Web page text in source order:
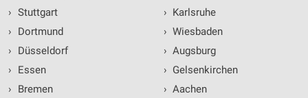
› Stuttgart
›
Dortmund
›
Düsseldorf
›
Essen
›
Bremen
› Karlsruhe
› Wiesbaden
› Augsburg
› Gelsenkirchen
› Aachen